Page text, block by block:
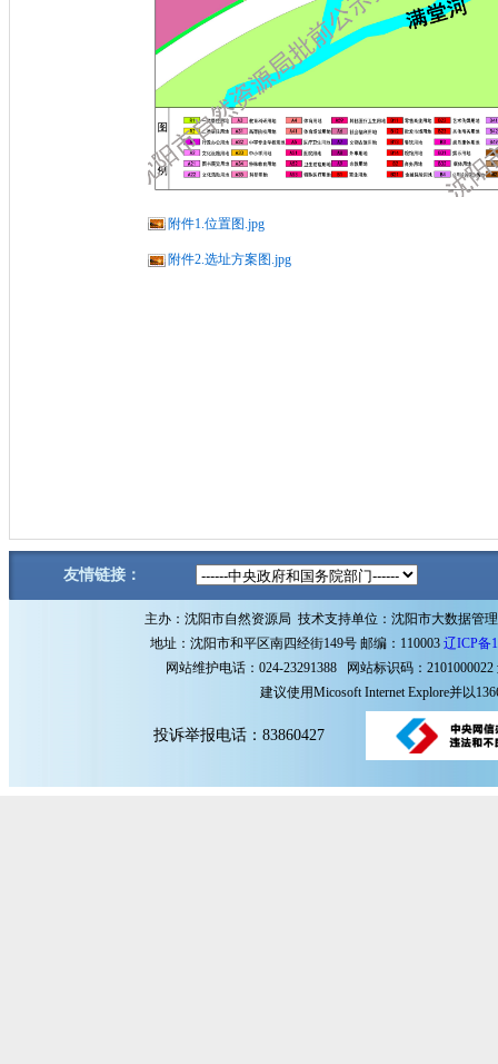
附件1.位置图.jpg
附件2.选址方案图.jpg
友情链接：
主办：沈阳市自然资源局 技术支持单位：沈阳市大数据管
地址：沈阳市和平区南四经街149号 邮编：110003 辽ICP备
网站维护电话：024-23291388 网站标识码：2101000022
建议使用Micosoft Internet Explore并以
投诉举报电话：83860427